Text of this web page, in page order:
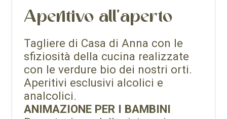
Aperitivo all’aperto
Tagliere di Casa di Anna con le
sfiziosità della cucina realizzate
con le verdure bio dei nostri orti.
Aperitivi esclusivi alcolici e
analcolici.
ANIMAZIONE PER I BAMBINI